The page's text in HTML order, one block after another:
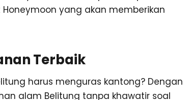
yang akan memberikan
Terbaik
harus menguras kantong? Dengan
alam Belitung tanpa khawatir soal